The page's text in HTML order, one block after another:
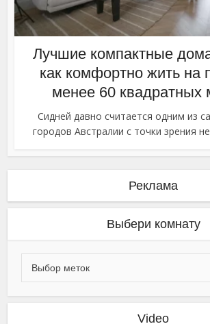
Лучшие компактные
как комфортно жить на
менее 60 квадратных
Сидней давно считается одним из
городов Австралии с точки зрения
Реклама
Выбери комнату
Video